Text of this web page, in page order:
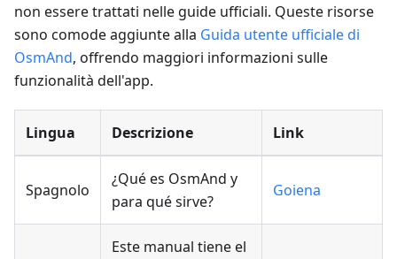
non essere trattati nelle guide ufficiali. Queste risorse
sono comode aggiunte alla Guida utente ufficiale di
OsmAnd, offrendo maggiori informazioni sulle
funzionalità dell'app.
Lingua Descrizione Link
Spagnolo
¿Qué es OsmAnd y
para qué sirve?
Goiena
Este manual tiene el